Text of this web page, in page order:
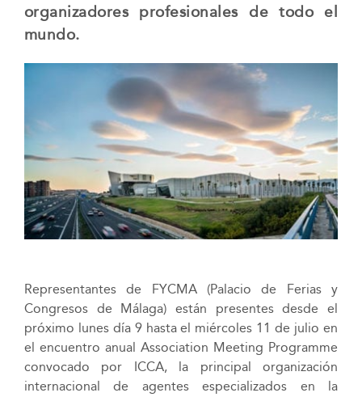
organizadores profesionales de todo el
mundo.
Representantes de FYCMA (Palacio de Ferias y
Congresos de Málaga) están presentes desde el
próximo lunes día 9 hasta el miércoles 11 de julio en
el encuentro anual Association Meeting Programme
convocado por ICCA, la principal organización
internacional de agentes especializados en la